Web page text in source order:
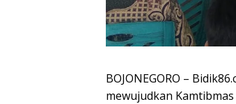
BOJONEGORO –
mewujudkan